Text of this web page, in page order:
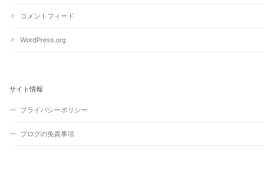
コメントフィード
WordPress.org
サイト情報
プライバシーポリシー
ブログの免責事項